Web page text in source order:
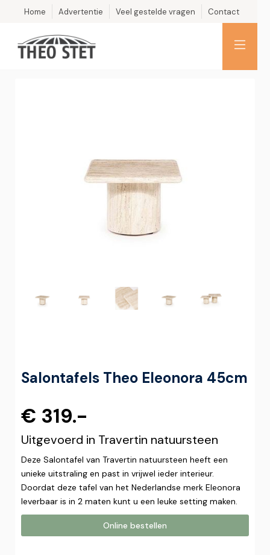
Home Advertentie Veel gestelde vragen Contact
Salontafels Theo Eleonora 45cm
€ 319.-
Uitgevoerd in Travertin natuursteen
Deze Salontafel van Travertin natuursteen heeft een
unieke uitstraling en past in vrijwel ieder interieur.
Doordat deze tafel van het Nederlandse merk Eleonora
leverbaar is in 2 maten kunt u een leuke setting maken.
Online bestellen